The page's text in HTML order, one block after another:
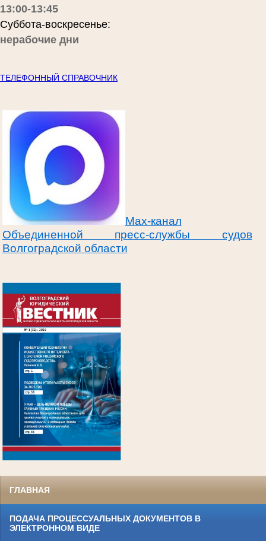
13:00-13:45
Суббота-воскресенье:
нерабочие дни
ТЕЛЕФОННЫЙ СПРАВОЧНИК
Max-канал
Объединенной пресс-службы судов
Волгоградской области
ГЛАВНАЯ
ПОДАЧА ПРОЦЕССУАЛЬНЫХ ДОКУМЕНТОВ В
ЭЛЕКТРОННОМ ВИДЕ